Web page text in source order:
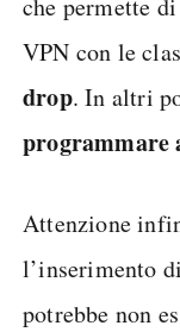
VPN con le
drop. In altri
programmare
Attenzione
l’inserimento
potrebbe non